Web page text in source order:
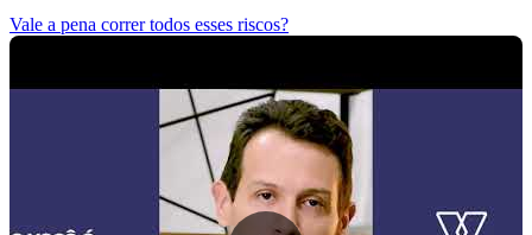
Vale a pena correr todos esses riscos?